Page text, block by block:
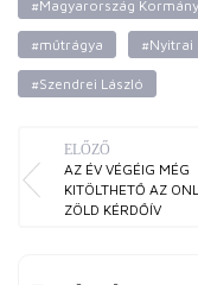
#Magyarország
#műtrágya #Nyitrai
#Szendrei László
ELŐZŐ
AZ ÉV VÉGÉIG MÉG
KITÖLTHETŐ AZ
ZÖLD KÉRDŐÍV